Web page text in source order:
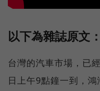
以下為雜誌原文：
台灣的汽車市場，已
日上午9點鐘一到，